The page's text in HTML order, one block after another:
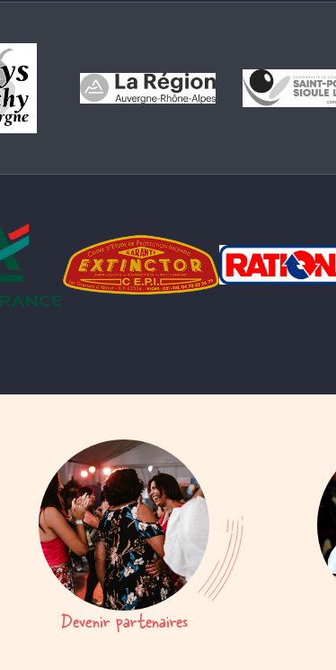
Devenir partenaires